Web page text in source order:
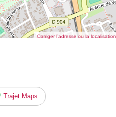
Corriger l’adresse ou la localisation
Trajet Maps